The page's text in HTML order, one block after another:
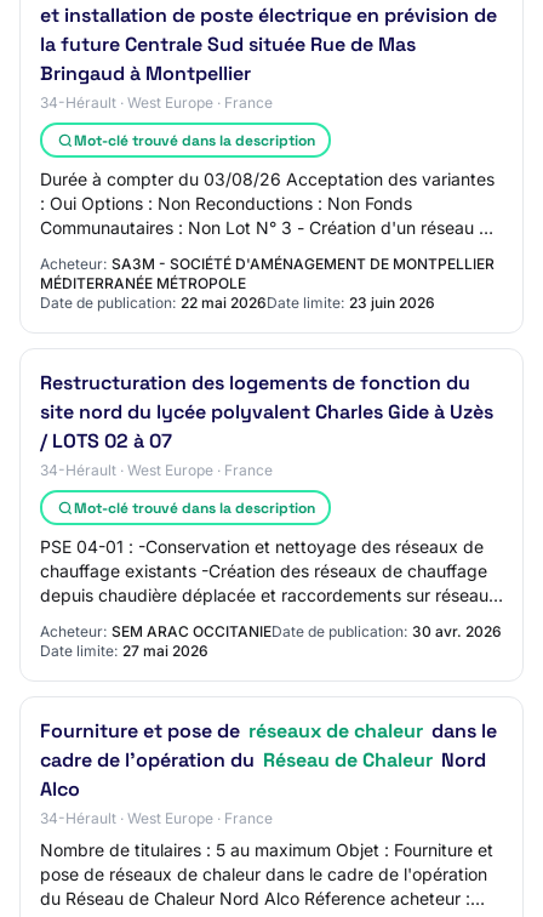
et installation de poste électrique en prévision de
la future Centrale Sud située Rue de Mas
Bringaud à Montpellier
34-Hérault · West Europe · France
Mot-clé trouvé dans la description
Durée à compter du 03/08/26 Acceptation des variantes
: Oui Options : Non Reconductions : Non Fonds
Communautaires : Non Lot N° 3 - Création d'un réseau de
chaleur et d'un réseau de froid pour raccor…
Acheteur: SA3M - SOCIÉTÉ D'AMÉNAGEMENT DE MONTPELLIER
MÉDITERRANÉE MÉTROPOLE
Date de publication: 22 mai 2026Date limite: 23 juin 2026
Restructuration des logements de fonction du
site nord du lycée polyvalent Charles Gide à Uzès
/ LOTS 02 à 07
34-Hérault · West Europe · France
Mot-clé trouvé dans la description
PSE 04-01 : -Conservation et nettoyage des réseaux de
chauffage existants -Création des réseaux de chauffage
depuis chaudière déplacée et raccordements sur réseaux
Acheteur: SEM ARAC OCCITANIEDate de publication: 30 avr. 2026
Date limite: 27 mai 2026
Fourniture et pose de réseaux de chaleur dans le
cadre de l'opération du Réseau de Chaleur Nord
Alco
34-Hérault · West Europe · France
Nombre de titulaires : 5 au maximum Objet : Fourniture et
pose de réseaux de chaleur dans le cadre de l'opération
du Réseau de Chaleur Nord Alco Réference acheteur :